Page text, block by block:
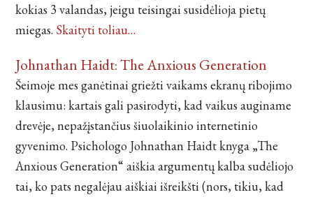
kokias 3 valandas, jeigu teisingai susidėlioja pietų
miegas. Skaityti toliau…
Johnathan Haidt: The Anxious Generation
Šeimoje mes ganėtinai griežti vaikams ekranų ribojimo
klausimu: kartais gali pasirodyti, kad vaikus auginame
drevėje, nepažįstančius šiuolaikinio internetinio
gyvenimo. Psichologo Johnathan Haidt knyga „The
Anxious Generation“ aiškia argumentų kalba sudėliojo
tai, ko pats negalėjau aiškiai išreikšti (nors, tikiu, kad